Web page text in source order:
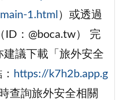
1.html ）或透過
ID：@boca.tw） 完
建議下載「旅外安全
https://k7h2b.app.g
查詢旅外安全相關